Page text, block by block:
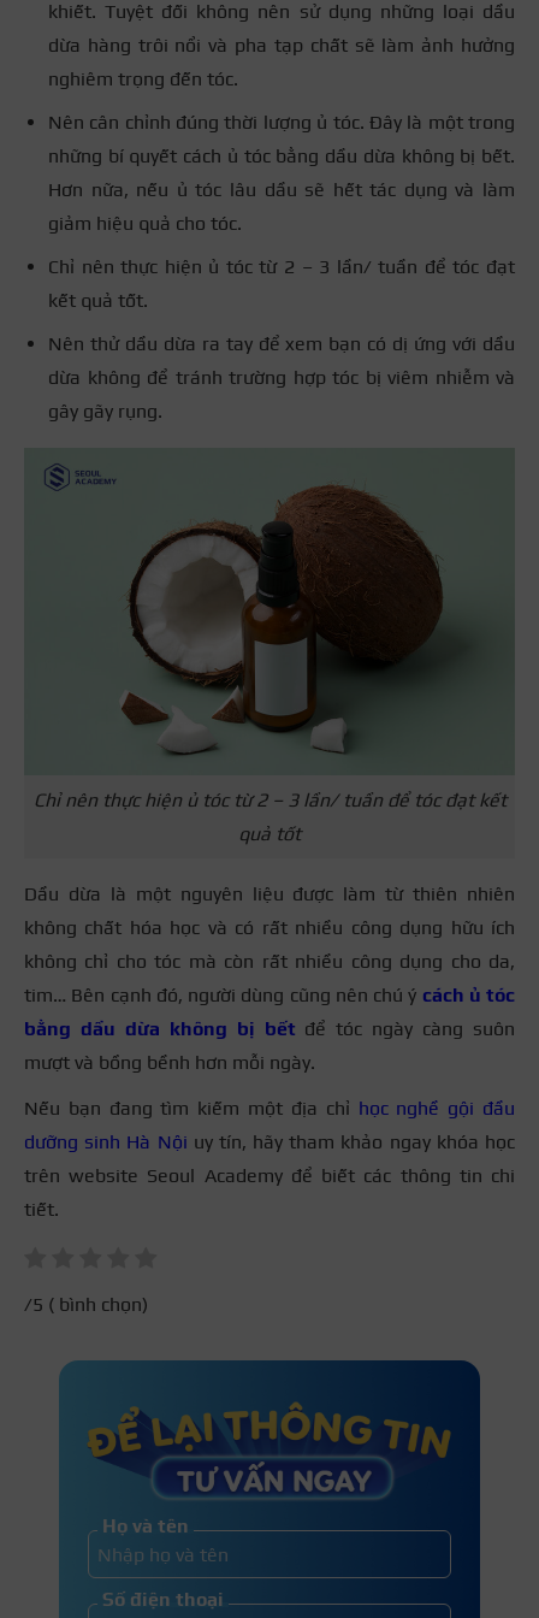
khiết. Tuyệt đối không nên sử dụng những loại dầu
dừa hàng trôi nổi và pha tạp chất sẽ làm ảnh hưởng
nghiêm trọng đến tóc.
Nên cân chỉnh đúng thời lượng ủ tóc. Đây là một trong
những bí quyết cách ủ tóc bằng dầu dừa không bị bết.
Hơn nữa, nếu ủ tóc lâu dầu sẽ hết tác dụng và làm
giảm hiệu quả cho tóc.
Chỉ nên thực hiện ủ tóc từ 2 – 3 lần/ tuần để tóc đạt
kết quả tốt.
Nên thử dầu dừa ra tay để xem bạn có dị ứng với dầu
dừa không để tránh trường hợp tóc bị viêm nhiễm và
gây gãy rụng.
Chỉ nên thực hiện ủ tóc từ 2 – 3 lần/ tuần để tóc đạt kết
quả tốt
Dầu dừa là một nguyên liệu được làm từ thiên nhiên
không chất hóa học và có rất nhiều công dụng hữu ích
không chỉ cho tóc mà còn rất nhiều công dụng cho da,
tim… Bên cạnh đó, người dùng cũng nên chú ý cách ủ tóc
bằng dầu dừa không bị bết để tóc ngày càng suôn
mượt và bồng bềnh hơn mỗi ngày.
Nếu bạn đang tìm kiếm một địa chỉ học nghề gội đầu
dưỡng sinh Hà Nội uy tín, hãy tham khảo ngay khóa học
trên website Seoul Academy để biết các thông tin chi
tiết.
/5 ( bình chọn)
Họ và tên
Số điện thoại